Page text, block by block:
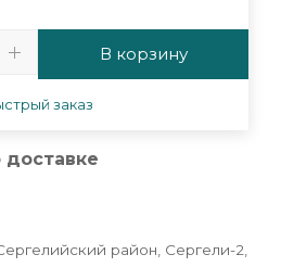
В корзину
заказ
район, Сергели-2,